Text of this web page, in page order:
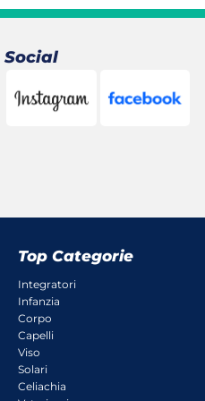
Social
Top Categorie
Integratori
Infanzia
Corpo
Capelli
Viso
Solari
Celiachia